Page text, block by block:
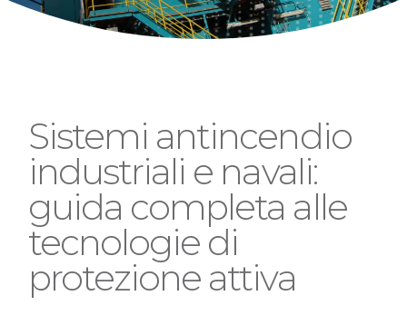
Sistemi antincendio
industriali e navali:
guida completa alle
tecnologie di
protezione attiva